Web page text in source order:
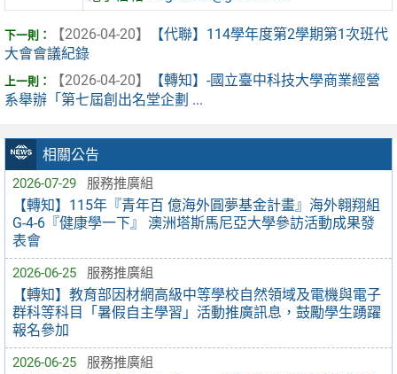
相關公告
2026-07-29 服務推廣組
【轉知】115年『青年百 億海外圓夢基金計畫』海外翱翔組
G-4-6『健康學一下』 澳洲塔斯馬尼亞大學參訪活動成果發
表會
2026-06-25 服務推廣組
【轉知】教育部因材網高級中等學校自然領域及電機與電子
群科等科目「暑假自主學習」活動推廣訊息，鼓勵學生踴躍
報名參加
2026-06-25 服務推廣組
【2026-04-20】
【代聯】114學年度第2學期第1次班代
大會會議紀錄
【2026-04-20】
【轉知】-國立臺中科技大學商業經營
系舉辦「第七屆創出名堂企劃 ...